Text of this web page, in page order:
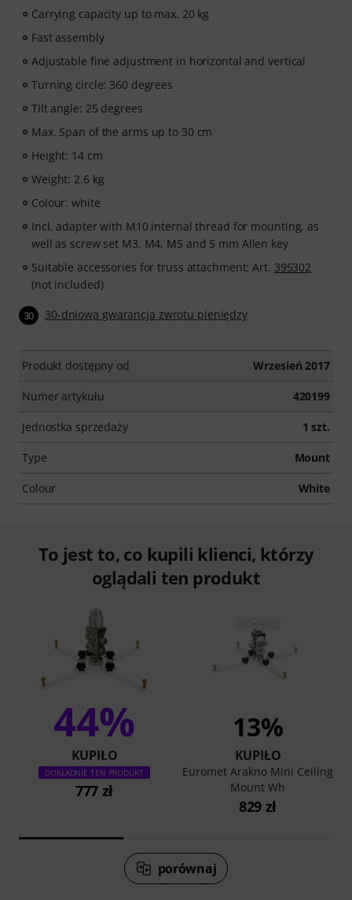
Carrying capacity up to max. 20 kg
Fast assembly
Adjustable fine adjustment in horizontal and vertical
Turning circle: 360 degrees
Tilt angle: 25 degrees
Max. Span of the arms up to 30 cm
Height: 14 cm
Weight: 2.6 kg
Colour: white
Incl. adapter with M10 internal thread for mounting, as
well as screw set M3, M4, M5 and 5 mm Allen key
Suitable accessories for truss attachment: Art. 395302
(not included)
30 30-dniowa gwarancja zwrotu pieniędzy
Produkt dostępny od Wrzesień 2017
Numer artykułu 420199
Jednostka sprzedaży 1 szt.
Type Mount
Colour White
To jest to, co kupili klienci, którzy
oglądali ten produkt
44%
KUPIŁO
DOKŁADNIE TEN PRODUKT
777 zł
13%
KUPIŁO
Euromet Arakno Mini Ceiling
Mount Wh
829 zł
porównaj